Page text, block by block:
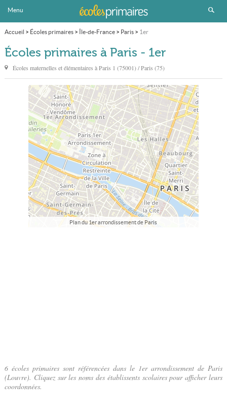
Menu
Accueil > Écoles primaires> Île-de-France> Paris> 1er
Écoles primaires à Paris - 1er
Écoles maternelles et élémentaires àParis 1 (75001) / Paris (75)
Plan du 1er arrondissement de Paris
6 écoles primaires sont référencées dans le 1er arrondissement de Paris
(Louvre). Cliquez sur les noms des établissents scolaires pour afficher leurs
coordonnées.